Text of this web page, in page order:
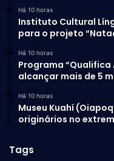
Há 10 horas
Instituto Cultural
para o projeto
Há 10 horas
Programa “Qualifica
alcançar mais de 5
Há 10 horas
Museu Kuahí
originários no
Tags